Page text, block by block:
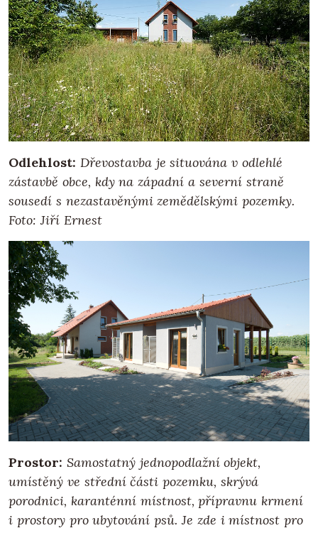
Odlehlost: Dřevostavba je situována v odlehlé
zástavbě obce, kdy na západní a severní straně
sousedí s nezastavěnými zemědělskými pozemky.
Foto: Jiří Ernest
Prostor: Samostatný jednopodlažní objekt,
umístěný ve střední části pozemku, skrývá
porodnici, karanténní místnost, přípravnu krmení
i prostory pro ubytování psů. Je zde i místnost pro